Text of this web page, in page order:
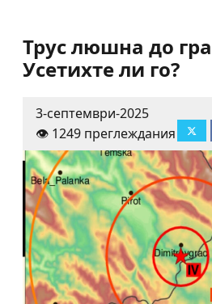
Трус люшна до
Усетихте ли го?
3-септември-2025
👁️ 1249 преглеждания